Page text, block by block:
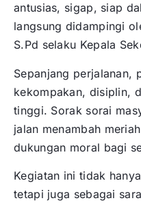
antusias, sigap, siap
langsung didampingi
S.Pd selaku Kepala
Sepanjang perjalanan,
kekompakan, disiplin,
tinggi. Sorak sorai
jalan menambah
dukungan moral bagi
Kegiatan ini tidak
tetapi juga sebagai